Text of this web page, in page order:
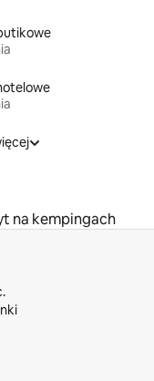
na kempingach